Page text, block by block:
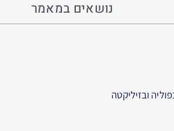
נושאים במאמר
ובזיליקטה